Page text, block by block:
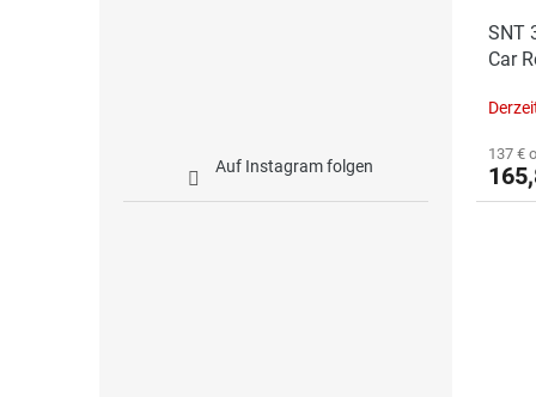
Auf Instagram folgen
SNT
Car
137 €